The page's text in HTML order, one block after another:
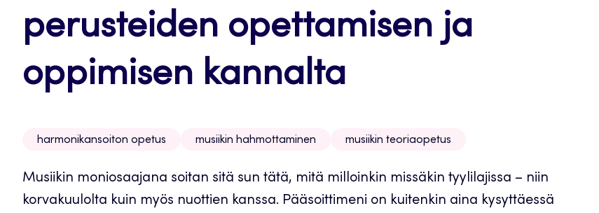
perusteiden opettamisen ja
oppimisen kannalta
harmonikansoiton opetus musiikin hahmottaminen musiikin teoriaopetus
Musiikin moniosaajana soitan sitä sun tätä, mitä milloinkin missäkin tyylilajissa – niin
korvakuulolta kuin myös nuottien kanssa. Pääsoittimeni on kuitenkin aina kysyttäessä